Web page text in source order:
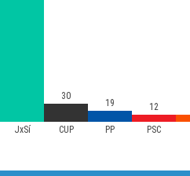
JxSí CUP PP PSC
30
19 12